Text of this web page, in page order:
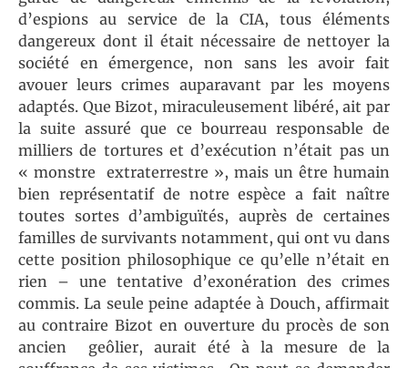
d’espions au service de la CIA, tous éléments
dangereux dont il était nécessaire de nettoyer la
société en émergence, non sans les avoir fait
avouer leurs crimes auparavant par les moyens
adaptés. Que Bizot, miraculeusement libéré, ait par
la suite assuré que ce bourreau responsable de
milliers de tortures et d’exécution n’était pas un
« monstre extraterrestre », mais un être humain
bien représentatif de notre espèce a fait naître
toutes sortes d’ambiguïtés, auprès de certaines
familles de survivants notamment, qui ont vu dans
cette position philosophique ce qu’elle n’était en
rien – une tentative d’exonération des crimes
commis. La seule peine adaptée à Douch, affirmait
au contraire Bizot en ouverture du procès de son
ancien geôlier, aurait été à la mesure de la